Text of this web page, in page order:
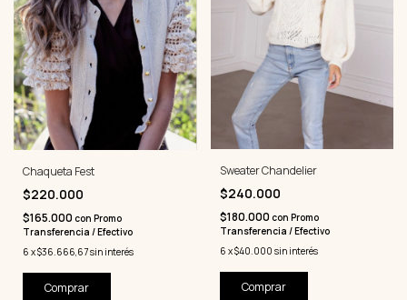
Chaqueta Fest
$220.000
$165.000 con Promo
Transferencia / Efectivo
6 x$36.666,67sin interés
Comprar
Sweater Chandelier
$240.000
$180.000 con Promo
Transferencia / Efectivo
6 x$40.000 sin interés
Comprar